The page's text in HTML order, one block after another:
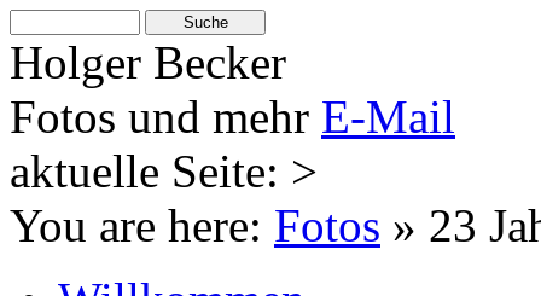
Holger Becker
Fotos und mehr E-Mail
aktuelle Seite: >
You are here: Fotos » 23